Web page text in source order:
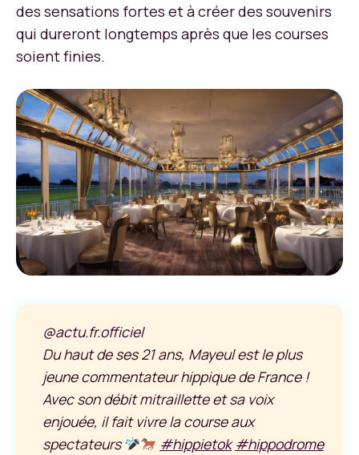
des sensations fortes et à créer des souvenirs
qui dureront longtemps après que les courses
soient finies.
@actu.fr.officiel
Du haut de ses 21 ans, Mayeul est le plus
jeune commentateur hippique de France !
Avec son débit mitraillette et sa voix
enjouée, il fait vivre la course aux
spectateurs
#hippietok #hippodrome